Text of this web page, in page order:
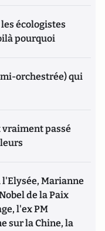
écologistes
pourquoi
orchestrée) qui
vraiment passé
l'Elysée, Marianne
de la Paix
l'ex PM
sur la Chine, la